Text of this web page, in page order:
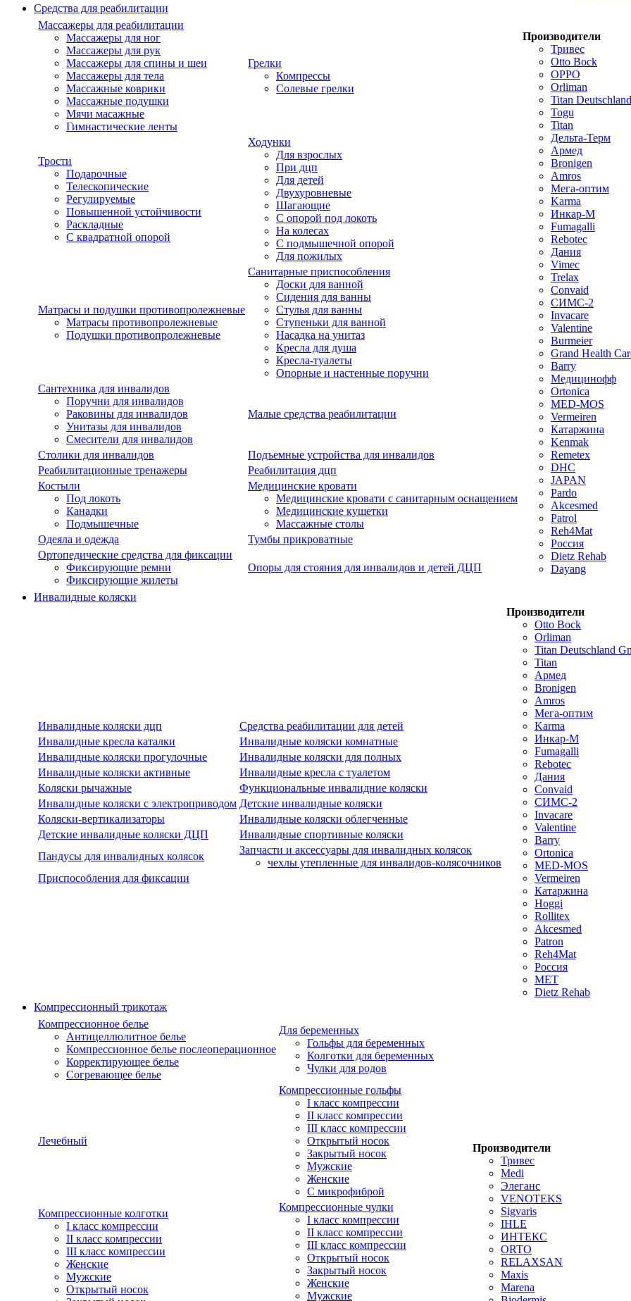
Средства для реабилитации
Массажеры для реабилитации
Массажеры для ног
Массажеры для рук
Массажеры для спины и шеи
Массажеры для тела
Массажные коврики
Массажные подушки
Мячи масажные
Гимнастические ленты
Грелки
Компрессы
Солевые грелки
Трости
Подарочные
Телескопические
Регулируемые
Повышенной устойчивости
Раскладные
С квадратной опорой
Ходунки
Для взрослых
При дцп
Для детей
Двухуровневые
Шагающие
С опорой под локоть
На колесах
С подмышечной опорой
Для пожилых
Матрасы и подушки противопролежневые
Матрасы противопролежневые
Подушки противопролежневые
Санитарные приспособления
Доски для ванной
Сидения для ванны
Стулья для ванны
Ступеньки для ванной
Насадка на унитаз
Кресла для душа
Кресла-туалеты
Опорные и настенные поручни
Сантехника для инвалидов
Поручни для инвалидов
Раковины для инвалидов
Унитазы для инвалидов
Смесители для инвалидов
Малые средства реабилитации
Столики для инвалидов
Подъемные устройства для инвалидов
Реабилитационные тренажеры
Реабилитация дцп
Костыли
Под локоть
Канадки
Подмышечные
Медицинские кровати
Медицинские кровати с санитарным оснащением
Медицинские кушетки
Массажные столы
Одеяла и одежда
Тумбы прикроватные
Ортопедические средства для фиксации
Фиксирующие ремни
Фиксирующие жилеты
Опоры для стояния для инвалидов и детей ДЦП
Производители
Тривес
Otto Bock
OPPO
Orliman
Titan
Togu
Titan
Дельта-Терм
Армед
Bronigen
Amros
Мега-оптим
Karma
Инкар-М
Fumagalli
Rebotec
Дания
Vimec
Trelax
Convaid
СИМС-2
Invacare
Valentine
Burmeier
Grand Health
Barry
Медицинофф
Ortonica
MED-MOS
Vermeiren
Катаржина
Kenmak
Remetex
DHC
JAPAN
Pardo
Akcesmed
Patrol
Reh4Mat
Россия
Dietz Rehab
Dayang
Инвалидные коляски
Инвалидные коляски дцп
Средства реабилитации для детей
Инвалидные кресла каталки
Инвалидные коляски комнатные
Инвалидные коляски прогулочные
Инвалидные коляски для полных
Инвалидные коляски активные
Инвалидные кресла с туалетом
Коляски рычажные
Функциональные инвалидние коляски
Инвалидные коляски с электроприводом Детские инвалидные коляски
Коляски-вертикализаторы
Инвалидные коляски облегченные
Детские инвалидные коляски ДЦП
Инвалидные спортивные коляски
Пандусы для инвалидных колясок
Запчасти и аксессуары для инвалидных колясок
чехлы утепленные для инвалидов-колясочников
Приспособления для фиксации
Производители
Otto Bock
Orliman
Titan Deutschland
Titan
Армед
Bronigen
Amros
Мега-оптим
Karma
Инкар-М
Fumagalli
Rebotec
Дания
Convaid
СИМС-2
Invacare
Valentine
Barry
Ortonica
MED-MOS
Vermeiren
Катаржина
Hoggi
Rollitex
Akcesmed
Patron
Reh4Mat
Россия
МЕТ
Dietz Rehab
Компрессионный трикотаж
Компрессионное белье
Антицеллюлитное белье
Компрессионное белье послеоперационное
Корректирующее белье
Согревающее белье
Для беременных
Гольфы для беременных
Колготки для беременных
Чулки для родов
Лечебный
Компрессионные гольфы
I класс компрессии
II класс компрессии
III класс компрессии
Открытый носок
Закрытый носок
Мужские
Женские
С микрофиброй
Компрессионные колготки
I класс компрессии
II класс компрессии
III класс компрессии
Женские
Мужские
Открытый носок
Компрессионные чулки
I класс компрессии
II класс компрессии
III класс компрессии
Открытый носок
Закрытый носок
Женские
Мужские
Производители
Тривес
Medi
Элеганс
VENOTEKS
Sigvaris
IHLE
ИНТЕКС
ORTO
RELAXSAN
Maxis
Marena